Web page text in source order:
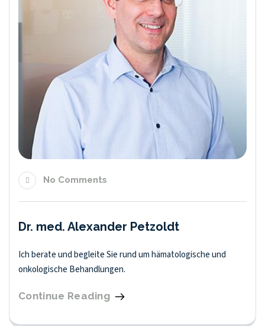
No Comments
Dr. med. Alexander Petzoldt
Ich berate und begleite Sie rund um hämatologische und
onkologische Behandlungen.
Continue Reading